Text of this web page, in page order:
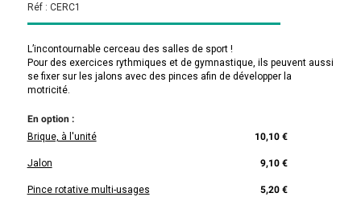
Réf : CERC1
L’incontournable cerceau des salles de sport !
Pour des exercices rythmiques et de gymnastique, ils peuvent aussi
se fixer sur les jalons avec des pinces afin de développer la
motricité.
En option :
Brique, à l'unité
10,10 €
Jalon 9,10 €
Pince rotative multi-usages 5,20 €